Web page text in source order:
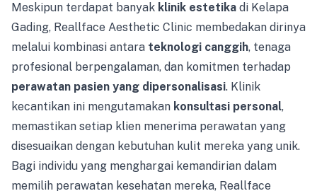
Meskipun terdapat banyak klinik estetika di Kelapa
Gading, Reallface Aesthetic Clinic membedakan dirinya
melalui kombinasi antara teknologi canggih, tenaga
profesional berpengalaman, dan komitmen terhadap
perawatan pasien yang dipersonalisasi. Klinik
kecantikan ini mengutamakan konsultasi personal,
memastikan setiap klien menerima perawatan yang
disesuaikan dengan kebutuhan kulit mereka yang unik.
Bagi individu yang menghargai kemandirian dalam
memilih perawatan kesehatan mereka, Reallface